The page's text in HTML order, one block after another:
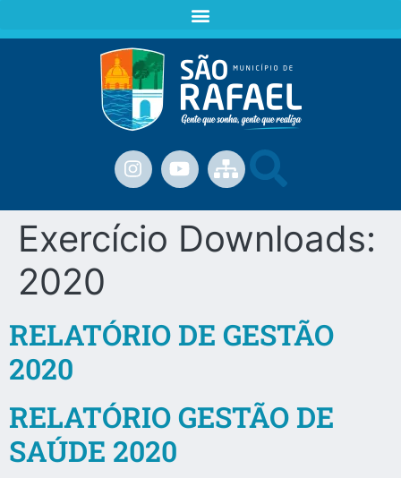
Exercício Downloads:
2020
RELATÓRIO DE GESTÃO
2020
RELATÓRIO GESTÃO DE
SAÚDE 2020